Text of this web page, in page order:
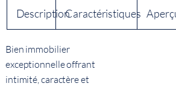
DescriptionCaractéristiques
Bien immobilier
exceptionnelle offrant
intimité, caractère et